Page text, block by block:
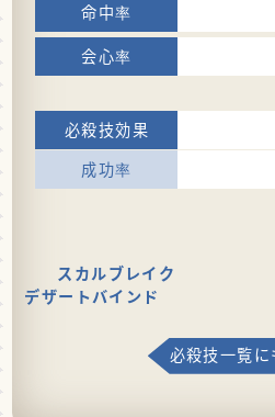
スカルブレイク
デザートバインド
必殺技一覧に